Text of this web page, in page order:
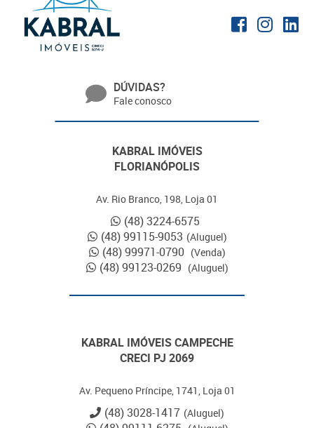
DÚVIDAS?
Fale conosco
KABRAL IMÓVEIS
FLORIANÓPOLIS
Av. Rio Branco, 198, Loja 01
(48) 3224-6575
(48) 99115-9053 (Aluguel)
(48) 99971-0790 (Venda)
(48) 99123-0269 (Aluguel)
KABRAL IMÓVEIS CAMPECHE
CRECI PJ 2069
Av. Pequeno Príncipe, 1741, Loja 01
(48) 3028-1417 (Aluguel)